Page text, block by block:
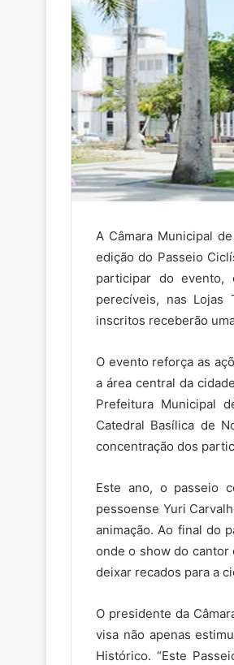
e
u
m
e
-
m
a
i
l
A Câmara Municipal
edição do Passeio
participar do evento,
perecíveis, nas
inscritos receberão
O evento reforça as
a área central da
Prefeitura Municipal
Catedral Basílica de
concentração dos
Este ano, o passeio
pessoense Yuri
animação. Ao final do
onde o show do cantor
deixar recados para a
O presidente da
visa não apenas
Histórico. “Este